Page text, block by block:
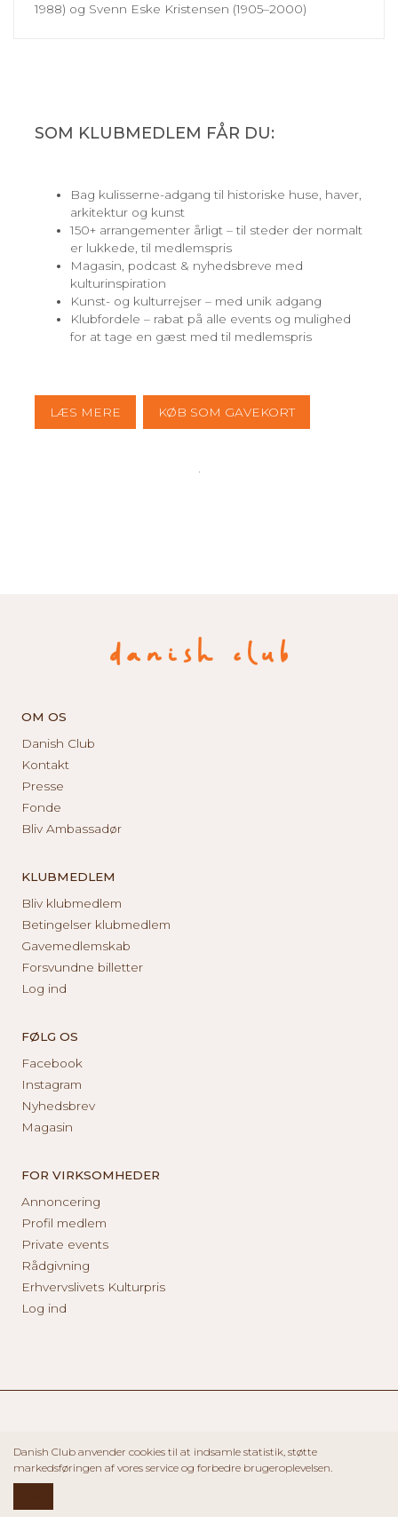
1988) og Svenn Eske Kristensen (1905–2000)
SOM KLUBMEDLEM FÅR DU:
Bag kulisserne-adgang til historiske huse, haver,
arkitektur og kunst
150+ arrangementer årligt – til steder der normalt
er lukkede, til medlemspris
Magasin, podcast & nyhedsbreve med
kulturinspiration
Kunst- og kulturrejser – med unik adgang
Klubfordele – rabat på alle events og mulighed
for at tage en gæst med til medlemspris
LÆS MERE KØB SOM GAVEKORT
OM OS
Danish Club
Kontakt
Presse
Fonde
Bliv Ambassadør
KLUBMEDLEM
Bliv klubmedlem
Betingelser klubmedlem
Gavemedlemskab
Forsvundne billetter
Log ind
FØLG OS
Facebook
Instagram
Nyhedsbrev
Magasin
FOR VIRKSOMHEDER
Annoncering
Profil medlem
Private events
Rådgivning
Erhvervslivets Kulturpris
Log ind
Danish Club anvender cookies til at indsamle statistik, støtte
markedsføringen af vores service og forbedre brugeroplevelsen.